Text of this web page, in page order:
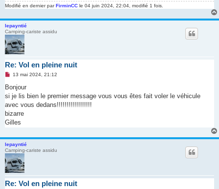
Modifié en dernier parFirminCC le 04 juin 2024, 22:04, modifié 1 fois.
lepayntié
Camping-cariste assidu
Re: Vol en pleine nuit
M
s
a
g
n
o
u
13 mai 2024, 21:12
Bonjour
si je lis bien le premier message vous vous êtes fait voler le véhicule
avec vous dedans!!!!!!!!!!!!!!!!!!
bizarre
Gilles
lepayntié
Camping-cariste assidu
Re: Vol en pleine nuit